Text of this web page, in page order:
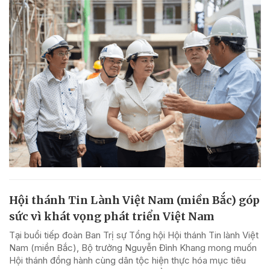
Hội thánh Tin Lành Việt Nam (miền Bắc) góp
sức vì khát vọng phát triển Việt Nam
Tại buổi tiếp đoàn Ban Trị sự Tổng hội Hội thánh Tin lành Việt
Nam (miền Bắc), Bộ trưởng Nguyễn Đình Khang mong muốn
Hội thánh đồng hành cùng dân tộc hiện thực hóa mục tiêu